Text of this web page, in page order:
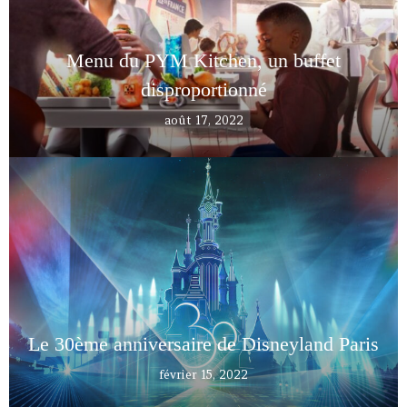
Menu du PYM Kitchen, un buffet
disproportionné
août 17, 2022
Le 30ème anniversaire de Disneyland Paris
février 15, 2022